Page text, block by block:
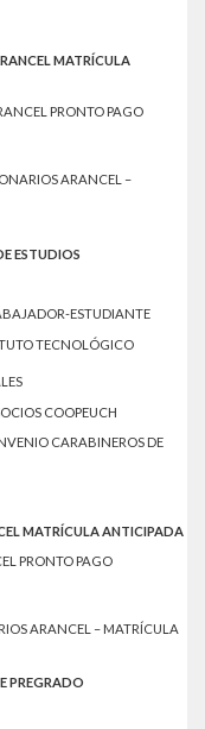
MATRÍCULA
PRONTO PAGO
ARANCEL –
ESTUDIOS
ESTUDIANTE
TECNOLÓGICO
COOPEUCH
CARABINEROS DE
MATRÍCULA ANTICIPADA
PRONTO PAGO
ARANCEL – MATRÍCULA
PREGRADO